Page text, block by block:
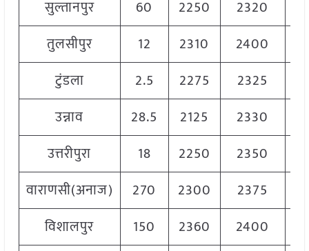
सुल्तानपुर
60 2250 2320
तुलसीपुर
12 2310 2400
टुंडला
2.5 2275 2325
उन्नाव
28.5 2125 2330
उत्तरीपुरा
18 2250 2350
वाराणसी(अनाज)
270 2300 2375
विशालपुर
150 2360 2400